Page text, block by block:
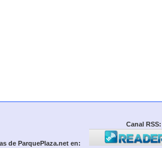
Canal RSS:
de ParquePlaza.net en: